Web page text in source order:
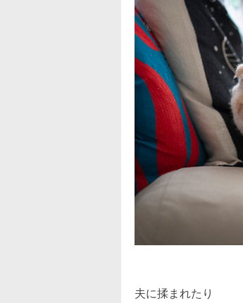
夫に揉まれたり